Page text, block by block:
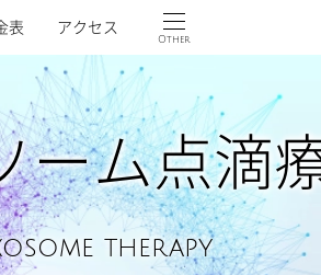
表 アクセス
Other
ーム点滴
therapy